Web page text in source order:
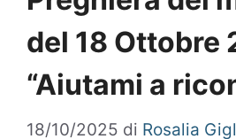
del 18 Ottobre
“Aiutami a
18/10/2025 di Rosalia